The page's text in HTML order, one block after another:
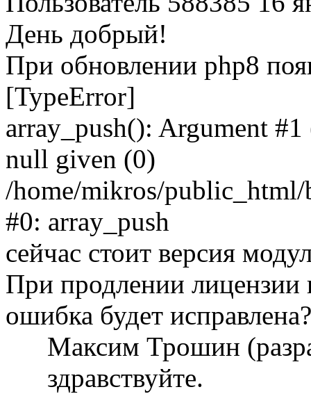
День добрый!
При обновлении php8
[TypeError]
array_push(): Argument
null given (0)
/home/mikros/public_html/
#0: array_push
сейчас стоит версия
При продлении лицензии
ошибка будет исправлена?
Максим Трошин
здравствуйте.